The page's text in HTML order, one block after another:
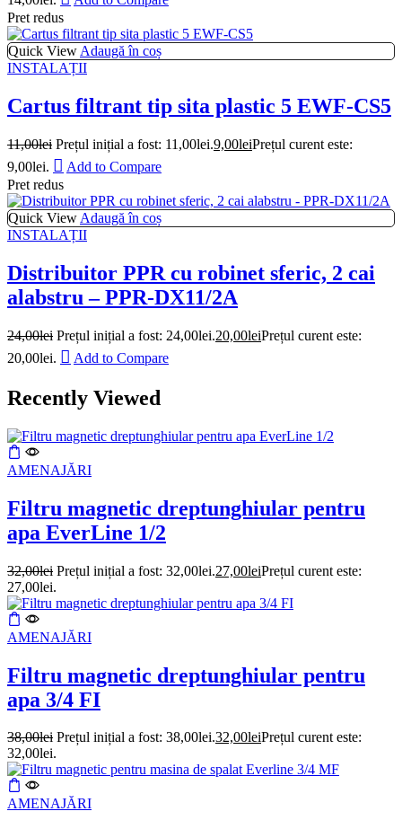
Pret redus
Quick View Adaugă în coș
INSTALAȚII
Cartus filtrant tip sita plastic 5 EWF-CS5
11,00lei Prețul inițial a fost: 11,00lei.9,00leiPrețul curent este:
9,00lei.
Add to Compare
Pret redus
Quick View Adaugă în coș
INSTALAȚII
Distribuitor PPR cu robinet sferic, 2 cai
alabstru – PPR-DX11/2A
24,00lei Prețul inițial a fost: 24,00lei.20,00leiPrețul curent este:
20,00lei.
Add to Compare
Recently Viewed
AMENAJĂRI
Filtru magnetic dreptunghiular pentru
apa EverLine 1/2
32,00lei Prețul inițial a fost: 32,00lei.27,00leiPrețul curent este:
27,00lei.
AMENAJĂRI
Filtru magnetic dreptunghiular pentru
apa 3/4 FI
38,00lei Prețul inițial a fost: 38,00lei.32,00leiPrețul curent este:
32,00lei.
AMENAJĂRI